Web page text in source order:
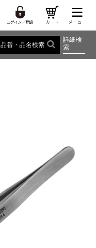
品番・品名検索
詳細検
索